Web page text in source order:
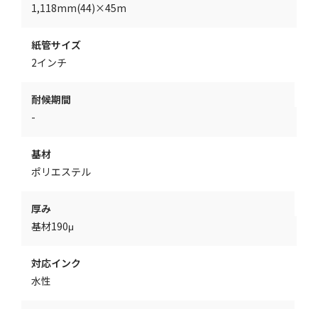
1,118mm(44)×45m
紙管サイズ
2インチ
耐候期間
-
基材
ポリエステル
厚み
基材190μ
対応インク
水性